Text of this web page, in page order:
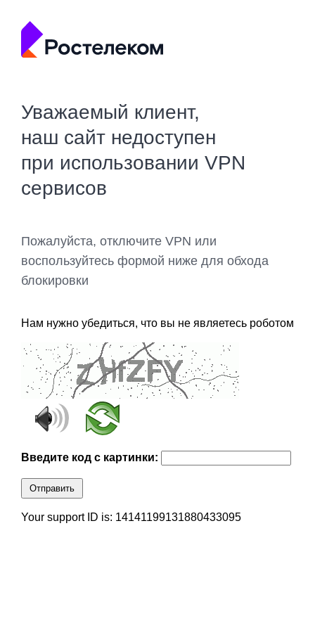
Уважаемый клиент,
наш сайт недоступен
при использовании VPN
сервисов
Пожалуйста, отключите VPN или
воспользуйтесь формой ниже для обхода
блокировки
Нам нужно убедиться, что вы не являетесь роботом
Введите код с картинки:
Отправить
Your support ID is: 14141199131880433095